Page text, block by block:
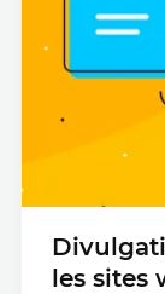
les sites